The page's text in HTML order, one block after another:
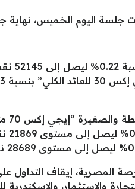
جلسة اليوم الخميس،
والاستثمار،